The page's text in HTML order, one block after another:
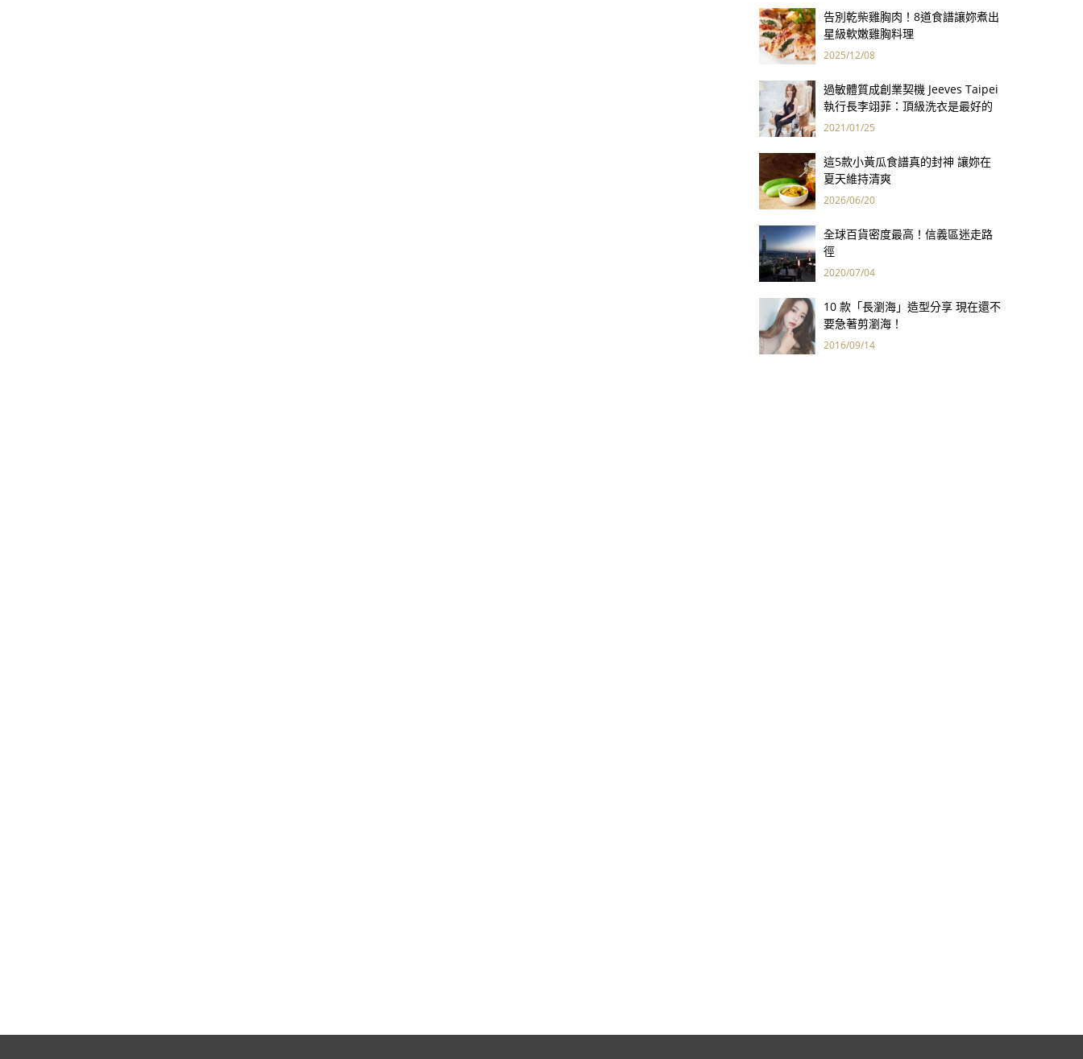
告別乾柴雞胸肉！8道食譜讓妳煮出
星級軟嫩雞胸料理
2025/12/08
過敏體質成創業契機 Jeeves Taipei
執行長李翊菲：頂級洗衣是最好的
健康保險！
2021/01/25
這5款小黃瓜食譜真的封神 讓妳在
夏天維持清爽
2026/06/20
全球百貨密度最高！信義區迷走路
徑
2020/07/04
10 款「長瀏海」造型分享 現在還不
要急著剪瀏海！
2016/09/14